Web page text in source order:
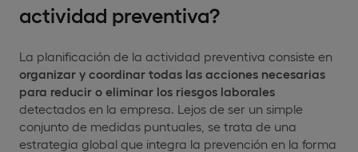
actividad preventiva?
La planificación de la actividad preventiva consiste en
organizar y coordinar todas las acciones necesarias
para reducir o eliminar los riesgos laborales
detectados en la empresa. Lejos de ser un simple
conjunto de medidas puntuales, se trata de una
estrategia global que integra la prevención en la forma